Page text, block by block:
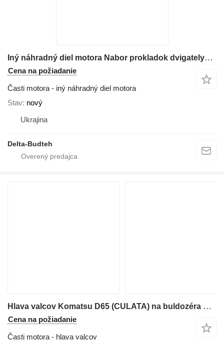
Iný náhradný diel motora Nabor prokladok dvigatelya na buldozéra Komatsu D65
Cena na požiadanie
Časti motora - iný náhradný diel motora
Stav nový
Ukrajina
Delta-Budteh
Hlava valcov Komatsu D65 (CULATA) na buldozéra Komatsu D65
Cena na požiadanie
Časti motora - hlava valcov